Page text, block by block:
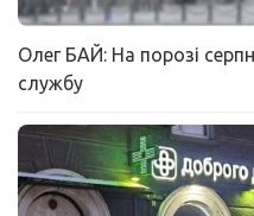
Олег БАЙ: На порозі
службу